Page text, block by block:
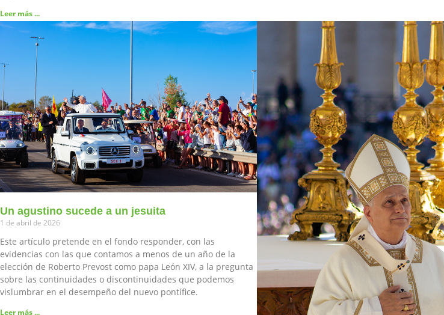
Leer más ...
Un agustino sucede a un jesuita
1 de abril de 2026
Este artículo pretende en el fondo responder, con las
evidencias con las que contamos a menos de un año de la
elección de Roberto Prevost como papa León XIV, a la pregunta
sobre las continuidades o discontinuidades que podemos
vislumbrar en el desempeño del nuevo pontífice.
Leer más ...